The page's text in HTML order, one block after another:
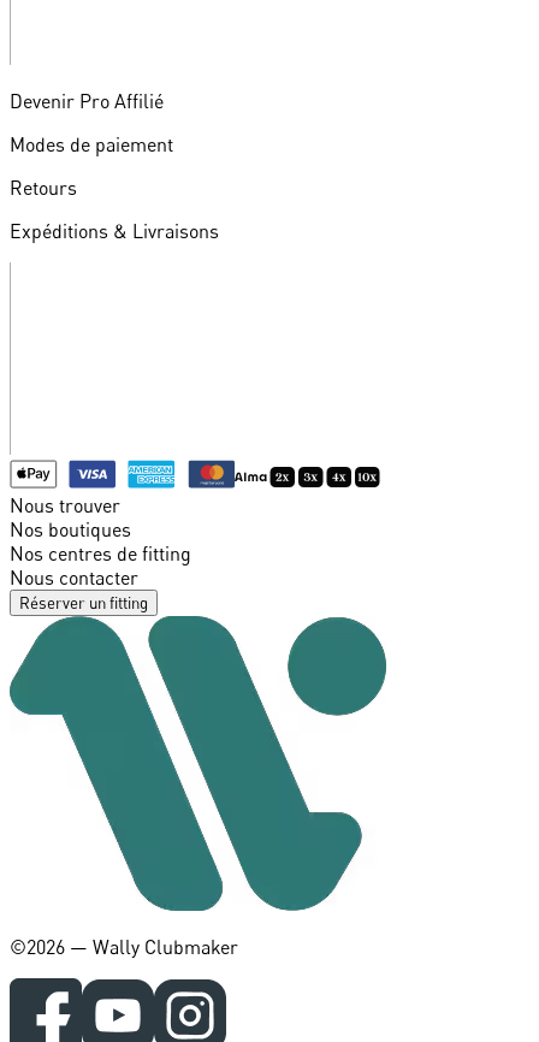
Devenir Pro Affilié
Modes de paiement
Retours
Expéditions & Livraisons
Nous trouver
Nos boutiques
Nos centres de fitting
Nous contacter
Réserver un fitting
©️2026 — Wally Clubmaker